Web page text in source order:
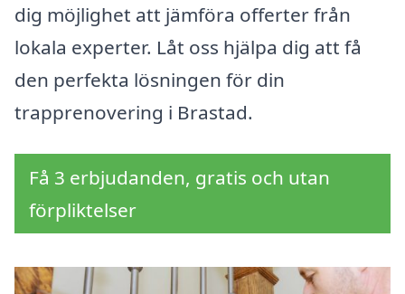
dig möjlighet att jämföra offerter från
lokala experter. Låt oss hjälpa dig att få
den perfekta lösningen för din
trapprenovering i Brastad.
Få 3 erbjudanden, gratis och utan
förpliktelser